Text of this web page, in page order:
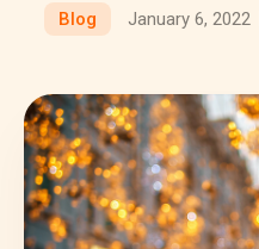
Blog January 6, 2022